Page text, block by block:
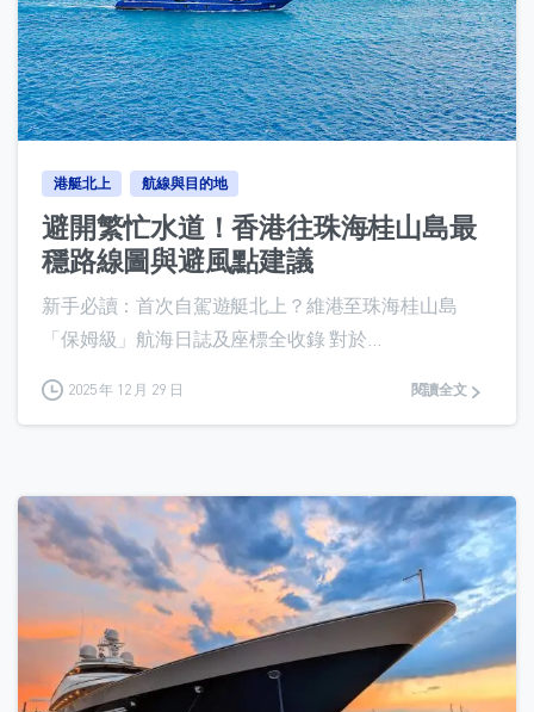
0
港艇北上 航線與目的地
避開繁忙水道！香港往珠海桂山島最
穩路線圖與避風點建議
新手必讀：首次自駕遊艇北上？維港至珠海桂山島
「保姆級」航海日誌及座標全收錄 對於...
2025 年 12 月 29 日 閱讀全文